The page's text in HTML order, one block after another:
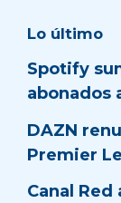
Lo último
Spotify
abonados
DAZN
Premier
Canal